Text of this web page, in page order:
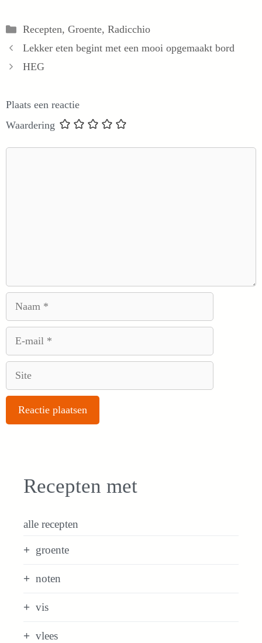
Categorieën
Recepten, Groente, Radicchio
Lekker eten begint met een mooi opgemaakt bord
HEG
Plaats een reactie
Waardering
Recepten met
alle recepten
groente
noten
vis
vlees